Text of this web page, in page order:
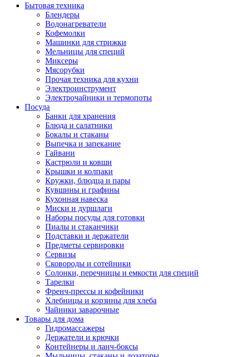
Бытовая техника
Блендеры
Водонагреватели
Кофемолки
Машинки для стрижки
Мельницы для специй
Миксеры
Мясорубки
Прочая техника для кухни
Электроинструмент
Электрочайники и термопоты
Посуда
Банки для хранения
Блюда и салатники
Бокалы и стаканы
Выпечка и запекание
Гайвани
Кастрюли и ковши
Крышки и колпаки
Кружки, блюдца и пары
Кувшины и графины
Кухонная навеска
Миски и дуршлаги
Наборы посуды для готовки
Пиалы и стаканчики
Подставки и держатели
Предметы сервировки
Сервизы
Сковороды и сотейники
Солонки, перечницы и емкости для специй
Тарелки
Френч-прессы и кофейники
Хлебницы и корзины для хлеба
Чайники заварочные
Товары для дома
Гидромассажеры
Держатели и крючки
Контейнеры и ланч-боксы